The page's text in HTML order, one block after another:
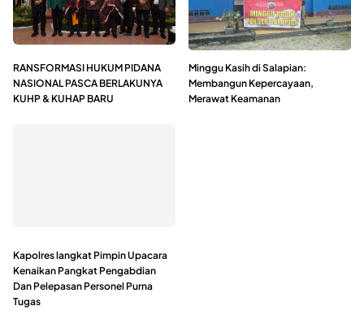
RANSFORMASI HUKUM PIDANA
NASIONAL PASCA BERLAKUNYA
KUHP & KUHAP BARU
Minggu Kasih di Salapian:
Membangun Kepercayaan,
Merawat Keamanan
Kapolres langkat Pimpin Upacara
Kenaikan Pangkat Pengabdian
Dan Pelepasan Personel Purna
Tugas